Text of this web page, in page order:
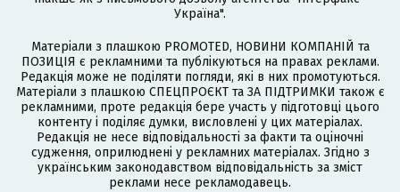
Україна".
Матеріали з плашкою PROMOTED, НОВИНИ КОМПАНІЙ та
ПОЗИЦІЯ є рекламними та публікуються на правах реклами.
Редакція може не поділяти погляди, які в них промотуються.
Матеріали з плашкою СПЕЦПРОЄКТ та ЗА ПІДТРИМКИ також є
рекламними, проте редакція бере участь у підготовці цього
контенту і поділяє думки, висловлені у цих матеріалах.
Редакція не несе відповідальності за факти та оціночні
судження, оприлюднені у рекламних матеріалах. Згідно з
українським законодавством відповідальність за зміст
реклами несе рекламодавець.